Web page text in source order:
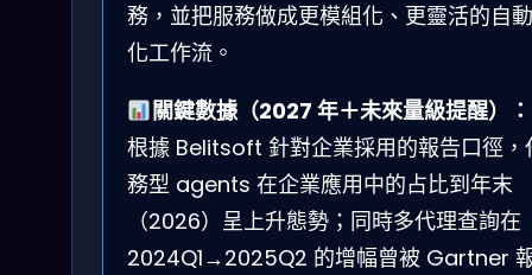
務，並把服務做成更模組化、更靈活的自動
化工作流。
關鍵數據（2027 年＋未來量級提醒）：
根據 Belitsoft 針對企業採用的報告口徑，
務型 agents 在企業應用中的占比到年末
（2026）呈上升態勢；同時多代理查詢在
2024Q1→2025Q2 的增幅曾被 Gartner